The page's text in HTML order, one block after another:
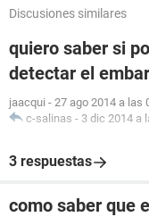
Discusiones similares
quiero saber si
detectar el
jaacqui - 27 ago 2014 a las
c-salinas - 3 dic 2014 a
3 respuestas
como saber que